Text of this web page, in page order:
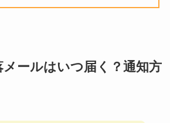
ールはいつ届く？通知方